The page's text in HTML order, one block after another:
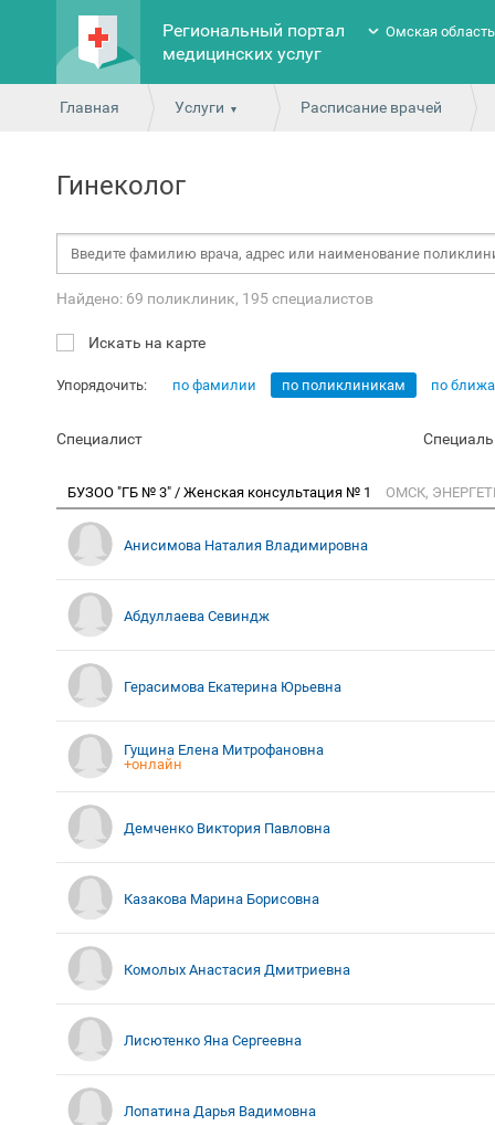
Региональный портал
медицинских услуг
Омская область
Главная Услуги Расписание врачей
Гинеколог
Найдено: 69 поликлиник, 195 специалистов
Искать на карте
Упорядочить: по фамилии по поликлиникам по
Специалист
БУЗОО "ГБ № 3" / Женская консультация № 1 ОМСК,
Анисимова Наталия Владимировна
Абдуллаева Севиндж
Герасимова Екатерина Юрьевна
Гущина Елена Митрофановна
+онлайн
Демченко Виктория Павловна
Казакова Марина Борисовна
Комолых Анастасия Дмитриевна
Лисютенко Яна Сергеевна
Лопатина Дарья Вадимовна